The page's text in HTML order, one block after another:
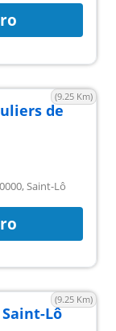
(9.25 Km)
de
Saint-Lô
(9.25 Km)
Lô